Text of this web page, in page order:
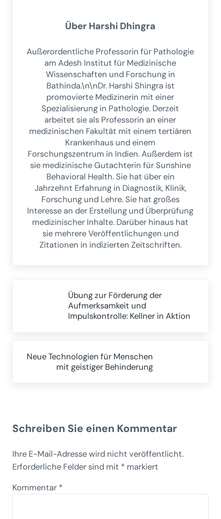
Über Harshi Dhingra
Außerordentliche Professorin für Pathologie
am Adesh Institut für Medizinische
Wissenschaften und Forschung in
Bathinda.\n\nDr. Harshi Shingra ist
promovierte Medizinerin mit einer
Spezialisierung in Pathologie. Derzeit
arbeitet sie als Professorin an einer
medizinischen Fakultät mit einem tertiären
Krankenhaus und einem
Forschungszentrum in Indien. Außerdem ist
sie medizinische Gutachterin für Sunshine
Behavioral Health. Sie hat über ein
Jahrzehnt Erfahrung in Diagnostik, Klinik,
Forschung und Lehre. Sie hat großes
Interesse an der Erstellung und Überprüfung
medizinischer Inhalte. Darüber hinaus hat
sie mehrere Veröffentlichungen und
Zitationen in indizierten Zeitschriften.
Übung zur Förderung der
Aufmerksamkeit und
Impulskontrolle: Kellner in Aktion
Neue Technologien für Menschen
mit geistiger Behinderung
Schreiben Sie einen Kommentar
Ihre E-Mail-Adresse wird nicht veröffentlicht.
Erforderliche Felder sind mit * markiert
Kommentar *